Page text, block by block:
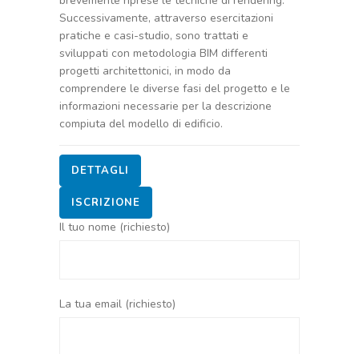
Successivamente, attraverso esercitazioni
pratiche e casi-studio, sono trattati e
sviluppati con metodologia BIM differenti
progetti architettonici, in modo da
comprendere le diverse fasi del progetto e le
informazioni necessarie per la descrizione
compiuta del modello di edificio.
DETTAGLI
ISCRIZIONE
Il tuo nome (richiesto)
La tua email (richiesto)